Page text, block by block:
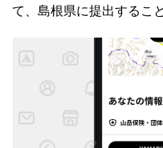
て、島根県に提出するこ